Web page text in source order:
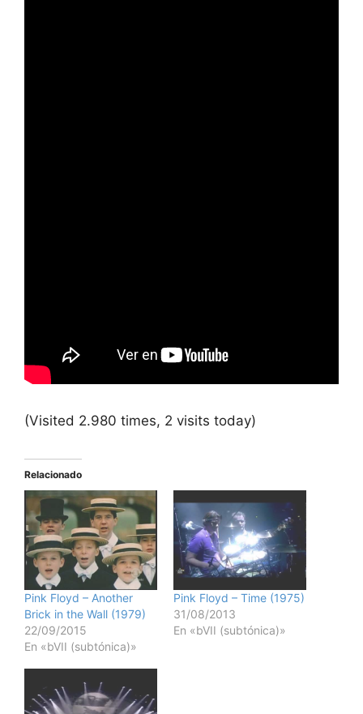
(Visited 2.980 times, 2 visits today)
Relacionado
Pink Floyd – Another
Brick in the Wall (1979)
22/09/2015
En «bVII (subtónica)»
Pink Floyd – Time (1975)
31/08/2013
En «bVII (subtónica)»